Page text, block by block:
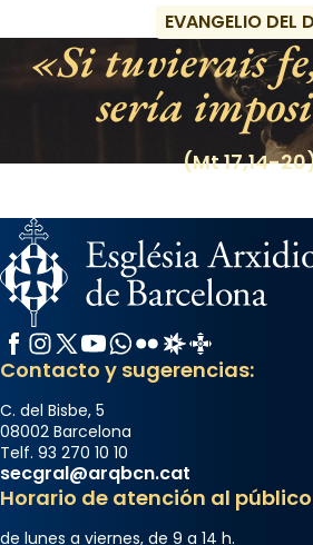
EVANGELIO DEL
Si tuvierais
sería
(Mt 17,14-
Facebook
Instagram
X / Twitter
YouTube
WhatsApp
FlickrRadio Estel
Catalunya
Contacto y sugerencias:
C. del Bisbe, 5
08002 Barcelona
Telf. 93 270 10 10
secgral@arqbcn.cat
Horario de atención al
de lunes a viernes, de 9 a 14 h.